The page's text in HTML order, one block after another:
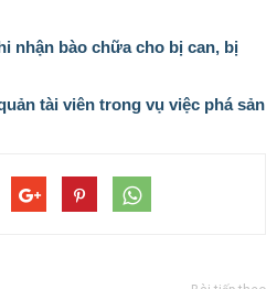
nhận bào chữa cho bị can, bị
tài viên trong vụ việc phá sản